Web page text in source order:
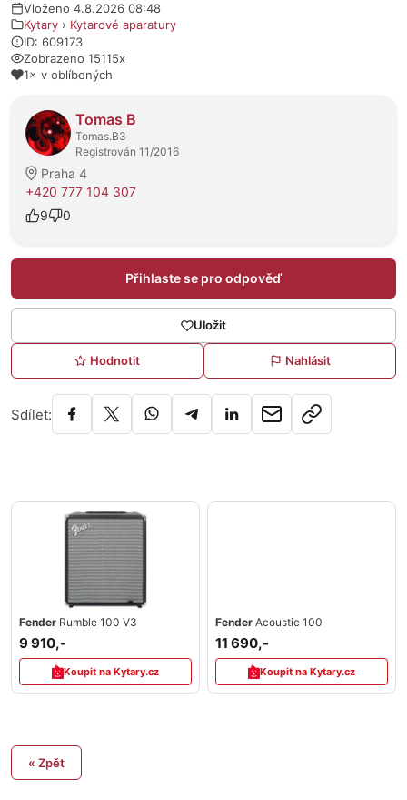
Vloženo 4.8.2026 08:48
Kytary › Kytarové aparatury
ID: 609173
Zobrazeno 15115x
1× v oblíbených
O prodejci
Tomas B
Tomas.B3
Registrován 11/2016
Praha 4
+420 777 104 307
9
0
Přihlaste se pro odpověď
Uložit
Hodnotit Nahlásit
Sdílet:
Fender Rumble 100 V3
9 910,-
Koupit na Kytary.cz
Fender Acoustic 100
11 690,-
Koupit na Kytary.cz
« Zpět